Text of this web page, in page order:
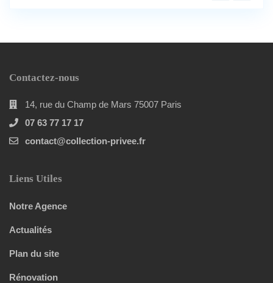
Contactez-nous
14, rue du Champ de Mars 75007 Paris
07 63 77 17 17
contact@collection-privee.fr
Liens Utiles
Notre Agence
Actualités
Plan du site
Rénovation